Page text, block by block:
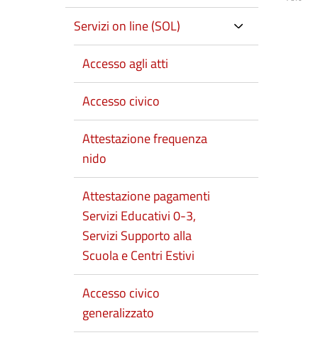
Servizi on line (SOL)
Accesso agli atti
Accesso civico
Attestazione frequenza
nido
Attestazione pagamenti
Servizi Educativi 0-3,
Servizi Supporto alla
Scuola e Centri Estivi
Accesso civico
generalizzato